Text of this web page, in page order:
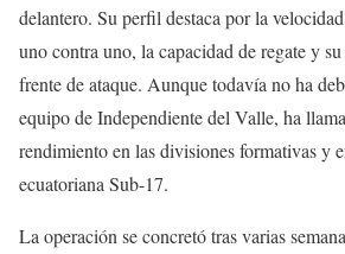
delantero. Su perfil destaca por la
uno contra uno, la capacidad de regate y
frente de ataque. Aunque todavía no ha
equipo de Independiente del Valle, ha
rendimiento en las divisiones formativas y
ecuatoriana Sub-17.
La operación se concretó tras varias